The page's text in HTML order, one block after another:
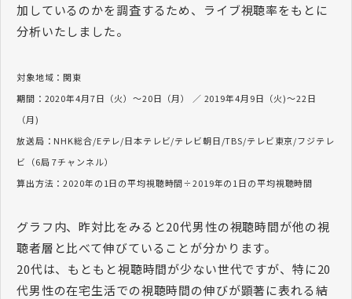
加しているのかを調査するため、ライブ視聴率をもとに
分析いたしました。
対象地域：関東
期間：2020年4月7日（火）～20日（月） ／ 2019年4月9日（火)～22日
（月)
放送局：NHK総合/Eテレ/日本テレビ/テレビ朝日/TBS/テレビ東京/フジテレ
ビ（6局 7チャンネル）
算出方法：2020年の1日の平均視聴時間÷2019年の1日の平均視聴時間
グラフ内、昨対比をみると20代男性の視聴時間が他の視
聴者層と比べて伸びていることが分かります。
20代は、もともと視聴時間が少ない世代ですが、特に20
代男性の在宅生活での視聴時間の伸びが顕著に表れる結